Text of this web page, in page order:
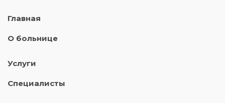
Главная
О больнице
Услуги
Специалисты